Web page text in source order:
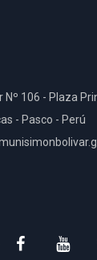
Nº 106 - Plaza
- Pasco - Perú